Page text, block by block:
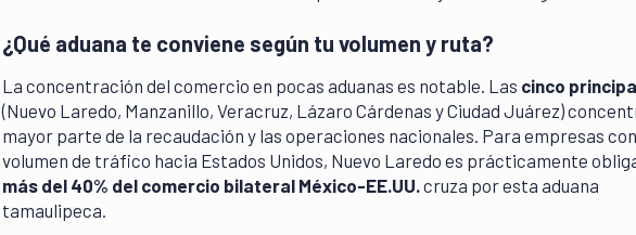
¿Qué aduana te conviene según tu volumen y ruta?
La concentración del comercio en pocas aduanas es notable. Las cinco
(Nuevo Laredo, Manzanillo, Veracruz, Lázaro Cárdenas y Ciudad Juárez)
mayor parte de la recaudación y las operaciones nacionales. Para empresas
volumen de tráfico hacia Estados Unidos, Nuevo Laredo es prácticamente
más del 40% del comercio bilateral México-EE.UU.cruza por esta aduana
tamaulipeca.